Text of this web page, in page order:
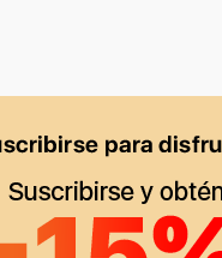
nuevo.